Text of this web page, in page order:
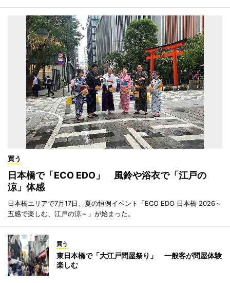
買う
日本橋で「ECO EDO」 風鈴や浴衣で「江戸の
涼」体感
日本橋エリアで7月17日、夏の恒例イベント「ECO EDO 日本橋 2026～
五感で楽しむ、江戸の涼～」が始まった。
買う
東日本橋で「大江戸問屋祭り」 一般客が問屋体験
楽しむ